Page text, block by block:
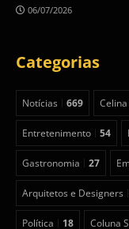
06/07/2026
Categorias
Notícias 669
Entretenimento 54
Gastronomia 27
Arquitetos e Designers
Política 18 Coluna